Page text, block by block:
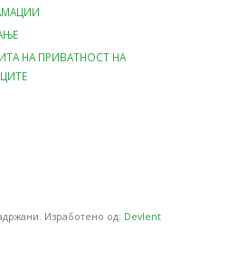
НА ПРИВАТНОСТ НА
Изработено од: Devlent